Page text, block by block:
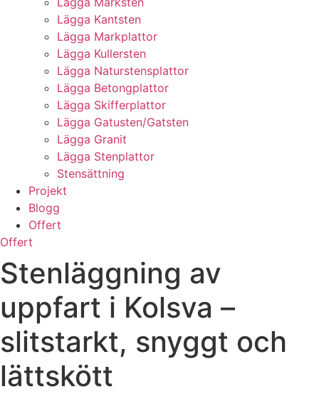
Lägga Kantsten
Lägga Markplattor
Lägga Kullersten
Lägga Naturstensplattor
Lägga Betongplattor
Lägga Skifferplattor
Lägga Gatusten/Gatsten
Lägga Granit
Lägga Stenplattor
Stensättning
Projekt
Blogg
Offert
Offert
Stenläggning av
uppfart i Kolsva –
slitstarkt, snyggt och
lättskött